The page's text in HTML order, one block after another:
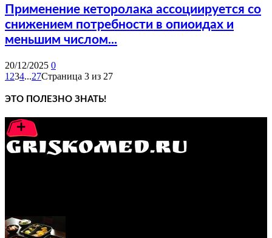
Применение кеторолака ассоциируется со
снижением потребности в опиоидах и
меньшим числом...
20/12/2025 0
1 234...27Страница 3 из 27
ЭТО ПОЛЕЗНО ЗНАТЬ!